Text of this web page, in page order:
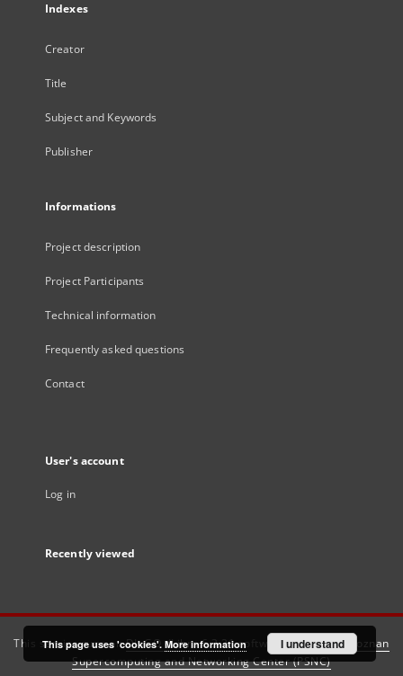
Indexes
Creator
Title
Subject and Keywords
Publisher
Informations
Project description
Project Participants
Technical information
Frequently asked questions
Contact
User's account
Log in
Recently viewed
This service runs onDInGO dLibra 6.3.21software created by
Poznan
Supercomputing and Networking Center (PSNC)
This page uses 'cookies'. More information I understand